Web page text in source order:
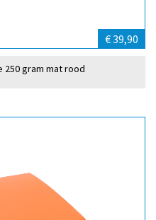
€ 39,90
250 gram mat rood